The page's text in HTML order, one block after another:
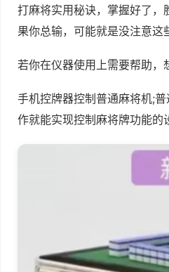
打麻将实用秘诀，掌握好了，
果你总输，可能就是没注意这
若你在仪器使用上需要帮助，
手机控牌器控制普通麻将机;
作就能实现控制麻将牌功能的